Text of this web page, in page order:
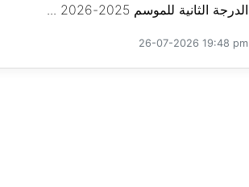
الدرجة الثانية للموسم 2025-2026 ...
26-07-2026 19:48 pm